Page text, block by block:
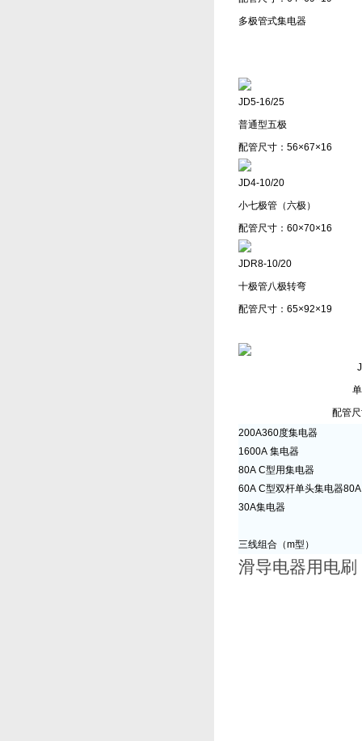
多极管式集电器
JD5-16/25
普通型五极
配管尺寸：56×67×16
JD4-10/20
小七极管（六极）
配管尺寸：60×70×16
JDR8-10/20
十极管八极转弯
配管尺寸：65×92×19
配管
200A360度集电器
1600A 集电器
80A C型用集电器
60A C型双杆单头集电器80A
30A集电器
三线组合（m型）
滑导电器用电刷